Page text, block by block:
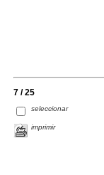
7 / 25
seleccionar
imprimir